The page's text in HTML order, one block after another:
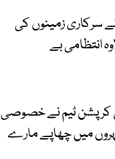
سرکاری زمینوں کی
انتظامی بے
کرپشن ٹیم نے خصوصی
میں چھاپے مارے